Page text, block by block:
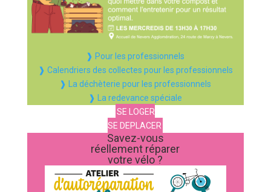
❱ Pour les professionnels
❱ Calendriers des collectes pour les professionnels
❱ La déchèterie pour les professionnels
❱ La redevance spéciale
SE LOGER
SE DEPLACER
Savez-vous
réellement réparer
votre vélo ?